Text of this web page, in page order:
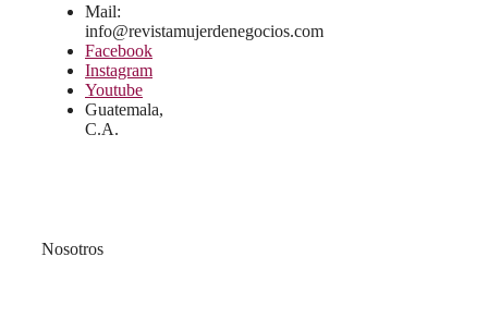
Mail:
info@revistamujerdenegocios.com
Facebook
Instagram
Youtube
Guatemala,
C.A.
Nosotros